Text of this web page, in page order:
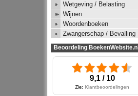
Wetgeving / Belasting
Wijnen
Woordenboeken
Zwangerschap / Bevalling
Beoordeling BoekenWebsite.nl
9,1 / 10
Zie: Klantbeoordelingen